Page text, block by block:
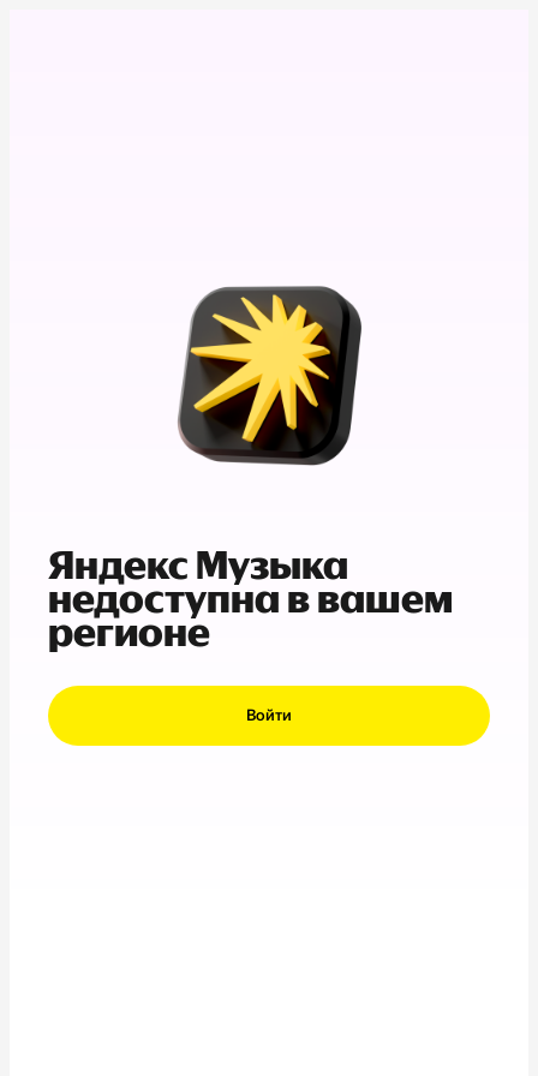
Яндекс Музыка
недоступна в вашем
регионе
Войти